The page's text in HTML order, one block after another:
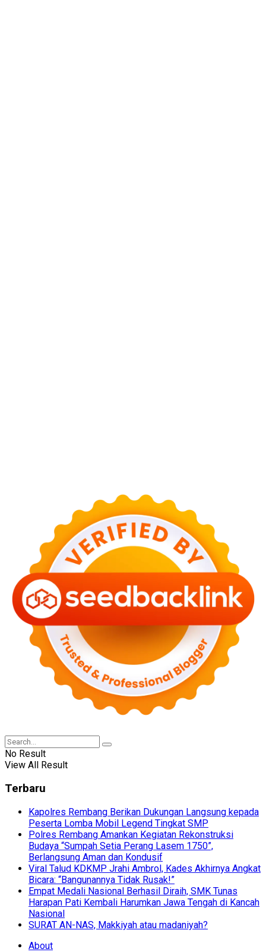
No Result
View All Result
Terbaru
Kapolres Rembang Berikan Dukungan Langsung kepada
Peserta Lomba Mobil Legend Tingkat SMP
Polres Rembang Amankan Kegiatan Rekonstruksi
Budaya “Sumpah Setia Perang Lasem 1750”,
Berlangsung Aman dan Kondusif
Viral Talud KDKMP Jrahi Ambrol, Kades Akhirnya Angkat
Bicara: “Bangunannya Tidak Rusak!”
Empat Medali Nasional Berhasil Diraih, SMK Tunas
Harapan Pati Kembali Harumkan Jawa Tengah di Kancah
Nasional
SURAT AN-NAS, Makkiyah atau madaniyah?
About